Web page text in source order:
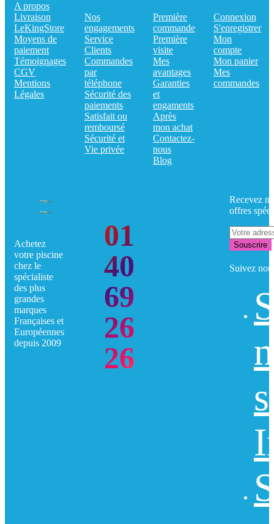
A propos
Livraison
LeKingStore
Moyens de
paiement
Témoignages
CGV
Mentions
Légales
Nos
engagements
Service
Clients
Commandes
par
téléphone
Sécurité des
paiements
Satisfait ou
remboursé
Sécurité et
Vie privée
Première
commande
Première
visite
Mes
avantages
Garanties
et
engaments
Après
mon achat
Contactez-
nous
Blog
Connexion
S'enregistrer
Mon
compte
Mon panier
Mes
commandes
Achetez
votre piscine
chez le
spécialiste
des plus
grandes
marques
Françaises et
Européennes
depuis 2009
01
40
69
26
26
Recevez
offres
Souscrire
Suivez